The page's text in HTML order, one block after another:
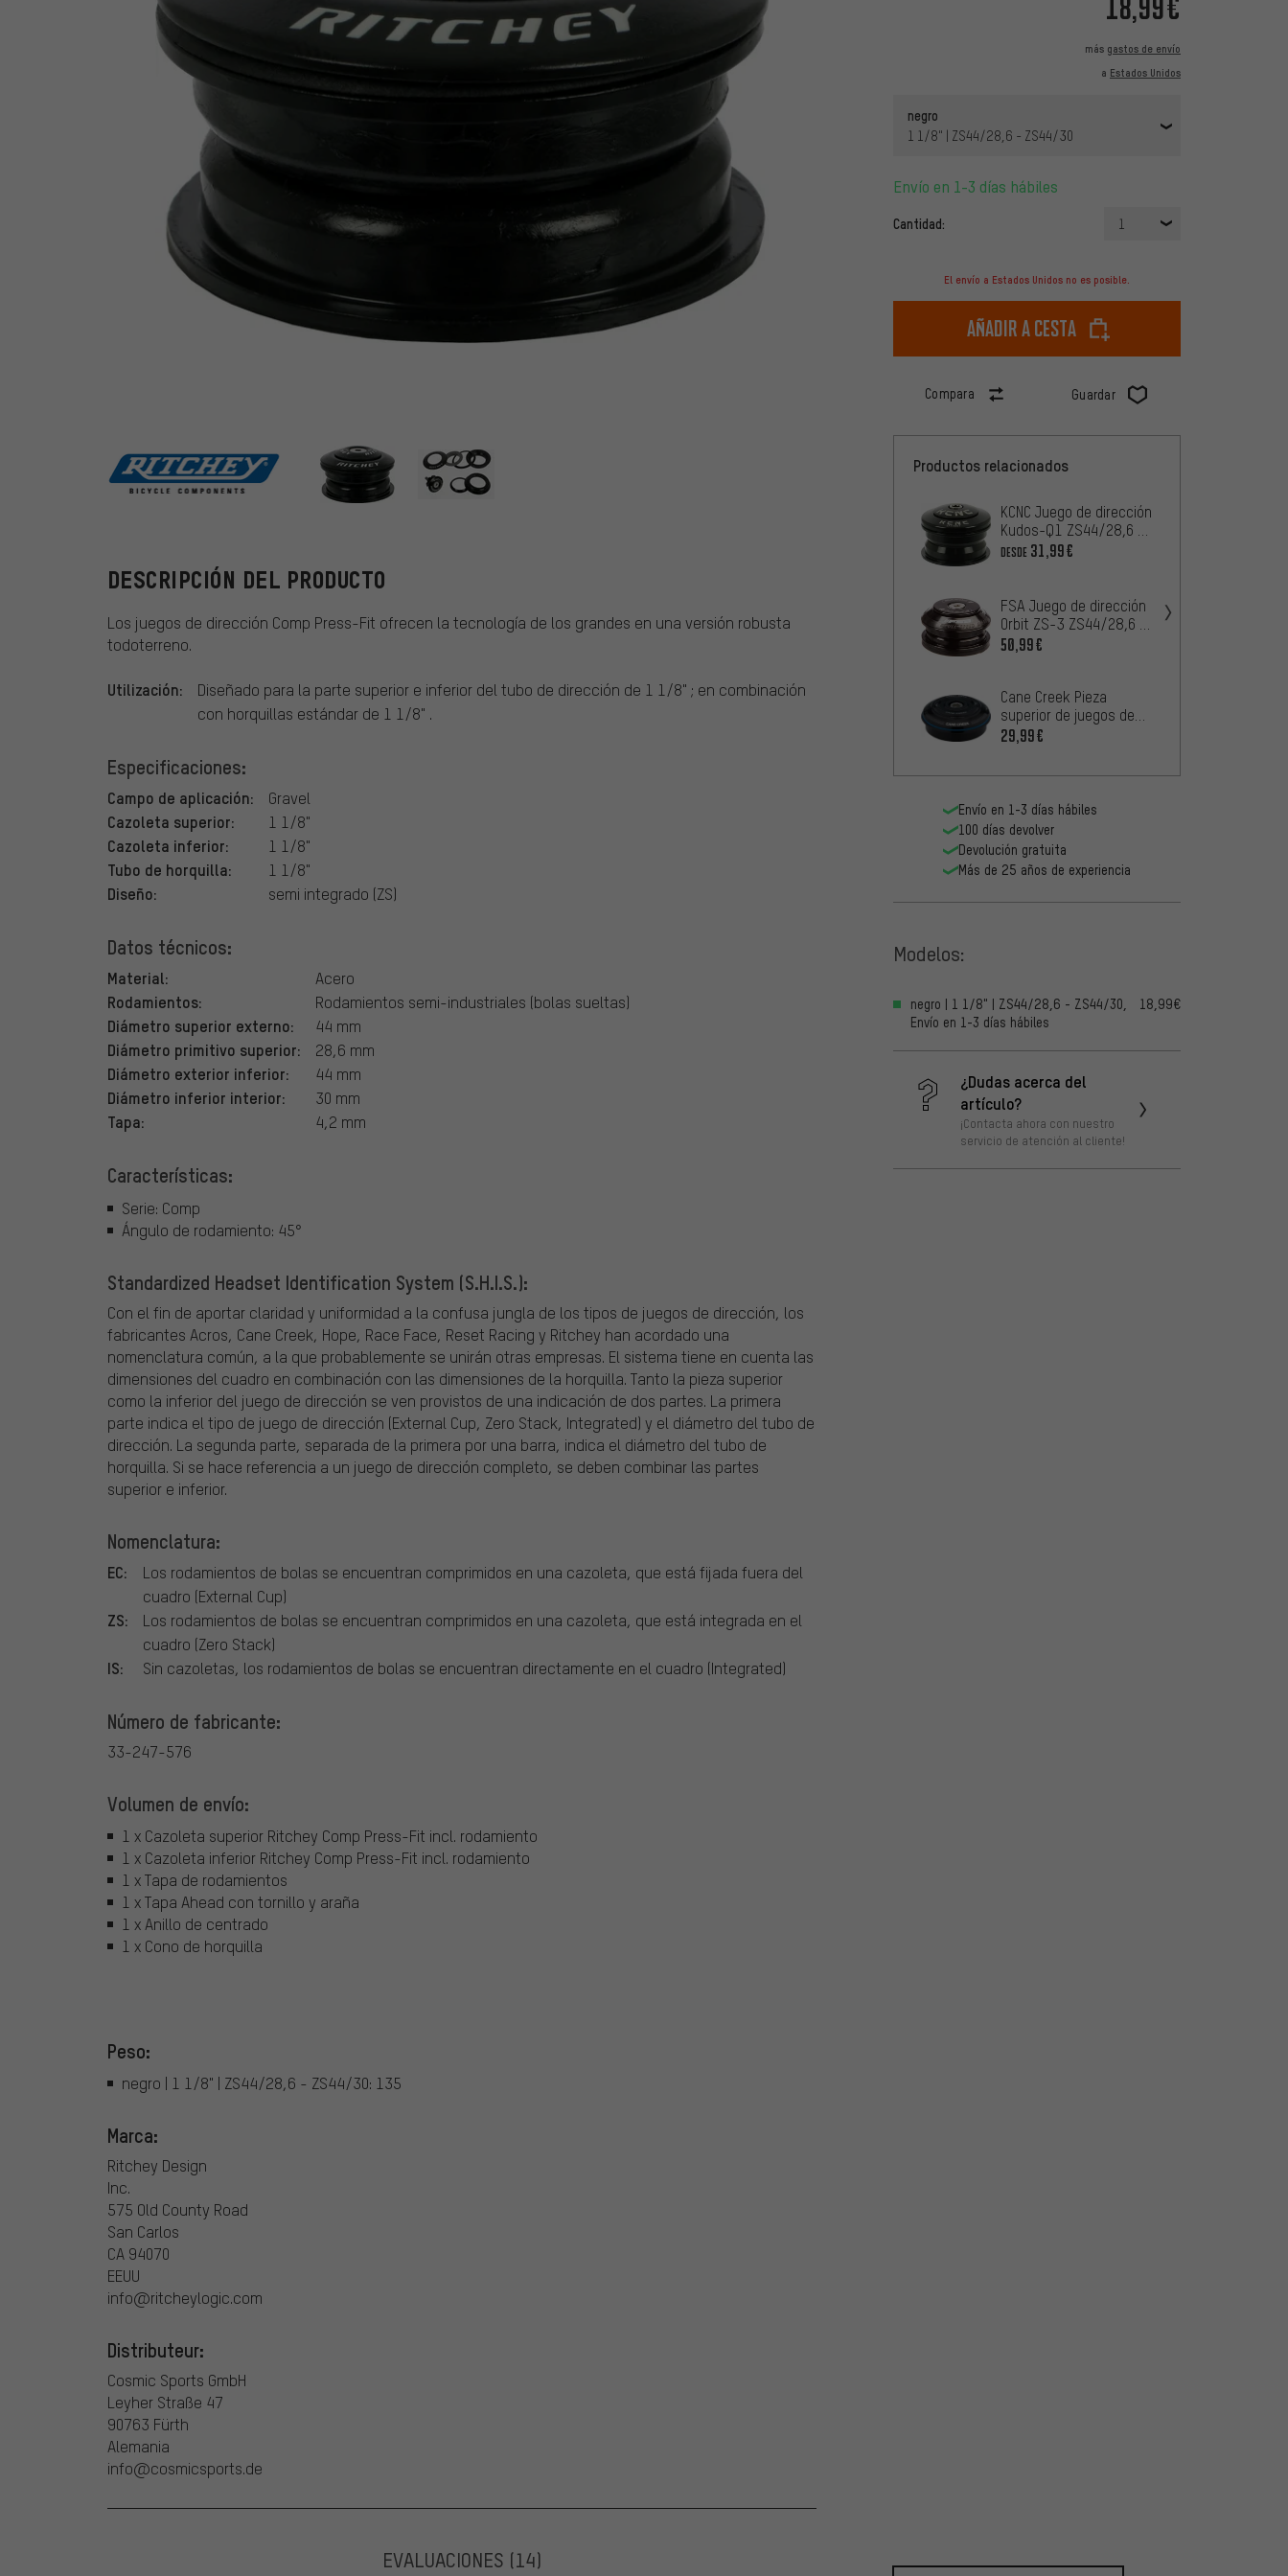
más gastos de envío
a Estados Unidos
negro
1 1/8" | ZS44/28,6 - ZS44/30
Envío en 1-3 días hábiles
Cantidad: 1
El envío a Estados Unidos no es posible.
Añadir a cesta
Compara Guardar
Ritchey
DESCRIPCIÓN DEL PRODUCTO
Los juegos de dirección Comp Press-Fit ofrecen la tecnología de los grandes en una versión robusta
todoterreno.
Utilización:
Diseñado para la parte superior e inferior del tubo de dirección de 1 1/8" ; en combinación
con horquillas estándar de 1 1/8" .
Especificaciones:
Campo de aplicación: Gravel
Cazoleta superior: 1 1/8"
Cazoleta inferior: 1 1/8"
Tubo de horquilla: 1 1/8"
Diseño: semi integrado (ZS)
Datos técnicos:
Material: Acero
Rodamientos: Rodamientos semi-industriales (bolas sueltas)
Diámetro superior externo: 44 mm
Diámetro primitivo superior: 28,6 mm
Diámetro exterior inferior: 44 mm
Diámetro inferior interior: 30 mm
Tapa: 4,2 mm
Características:
Serie: Comp
Ángulo de rodamiento: 45°
Standardized Headset Identification System (S.H.I.S.):
Con el fin de aportar claridad y uniformidad a la confusa jungla de los tipos de juegos de dirección, los
fabricantes Acros, Cane Creek, Hope, Race Face, Reset Racing y Ritchey han acordado una
nomenclatura común, a la que probablemente se unirán otras empresas. El sistema tiene en cuenta las
dimensiones del cuadro en combinación con las dimensiones de la horquilla. Tanto la pieza superior
como la inferior del juego de dirección se ven provistos de una indicación de dos partes. La primera
parte indica el tipo de juego de dirección (External Cup, Zero Stack, Integrated) y el diámetro del tubo de
dirección. La segunda parte, separada de la primera por una barra, indica el diámetro del tubo de
horquilla. Si se hace referencia a un juego de dirección completo, se deben combinar las partes
superior e inferior.
Nomenclatura:
EC:
Los rodamientos de bolas se encuentran comprimidos en una cazoleta, que está fijada fuera del
cuadro (External Cup)
ZS:
Los rodamientos de bolas se encuentran comprimidos en una cazoleta, que está integrada en el
cuadro (Zero Stack)
IS: Sin cazoletas, los rodamientos de bolas se encuentran directamente en el cuadro (Integrated)
Número de fabricante:
33-247-576
Volumen de envío:
1 x Cazoleta superior Ritchey Comp Press-Fit incl. rodamiento
1 x Cazoleta inferior Ritchey Comp Press-Fit incl. rodamiento
1 x Tapa de rodamientos
1 x Tapa Ahead con tornillo y araña
1 x Anillo de centrado
1 x Cono de horquilla
Peso:
negro | 1 1/8" | ZS44/28,6 - ZS44/30: 135
Marca:
Ritchey Design
Inc.
575 Old County Road
San Carlos
CA 94070
EEUU
info@ritcheylogic.com
Distributeur:
Cosmic Sports GmbH
Leyher Straße 47
90763 Fürth
Alemania
info@cosmicsports.de
Productos relacionados
KCNC Juego de dirección
Kudos-Q1 ZS44/28,6 -
ZS44/30
DESDE 31,99€
FSA Juego de dirección
Orbit ZS-3 ZS44/28,6 -
ZS44/30
50,99€
Cane Creek Pieza
superior de juegos de
dirección 40er
29,99€
Envío en 1-3 días hábiles
100 días devolver
Devolución gratuita
Más de 25 años de experiencia
Modelos:
negro | 1 1/8" | ZS44/28,6 - ZS44/30,
Envío en 1-3 días hábiles
18,99€
¿Dudas acerca del
artículo?
¡Contacta ahora con nuestro
servicio de atención al cliente!
EVALUACIONES (14)